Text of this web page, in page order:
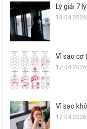
Lý giải 7
18.04.2026
Vì sao cơ
17.04.2026
Vì sao
17.04.2026